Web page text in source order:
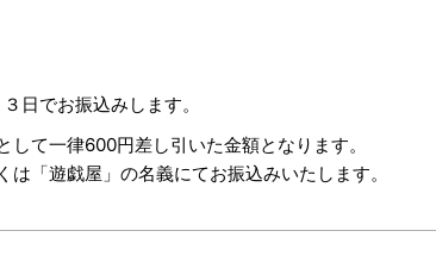
日でお振込みします。
て一律600円差し引いた金額となります。
は「遊戯屋」の名義にてお振込みいたします。